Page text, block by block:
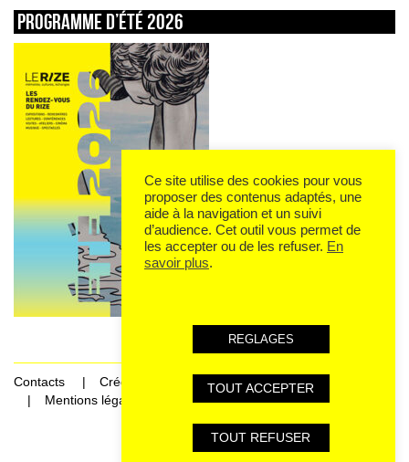
Programme d’été 2026
Contacts
Crédits
Mentions légales et données personnelles
Ce site utilise des cookies pour vous
proposer des contenus adaptés, une
aide à la navigation et un suivi
d’audience. Cet outil vous permet de
les accepter ou de les refuser. En
savoir plus.
REGLAGES
TOUT ACCEPTER
TOUT REFUSER